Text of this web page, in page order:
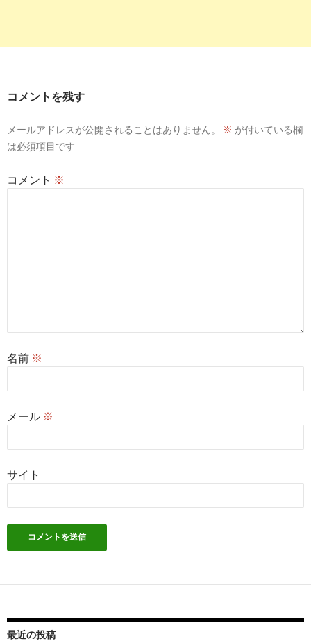
コメントを残す
メールアドレスが公開されることはありません。 ※ が付いている欄
は必須項目です
コメント ※
名前 ※
メール ※
サイト
最近の投稿